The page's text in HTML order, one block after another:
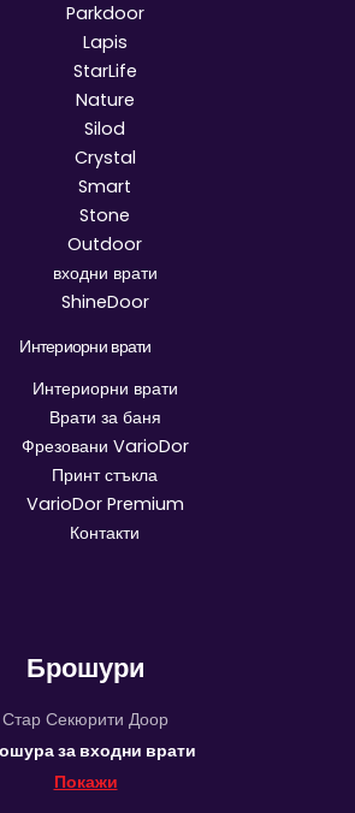
Parkdoor
Lapis
StarLife
Nature
Silod
Crystal
Smart
Stone
Outdoor
входни врати
ShineDoor
Интериорни врати
Интериорни врати
Врати за баня
Фрезовани VarioDor
Принт стъкла
VarioDor Premium
Контакти
Брошури
Стар Секюрити Доор
за входни врати
Покажи